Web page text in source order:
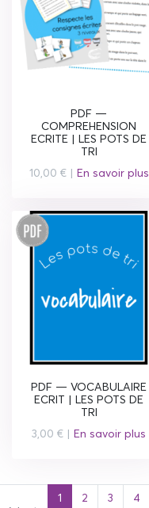
PDF —
COMPREHENSION
ECRITE | LES POTS DE
TRI
10,00 € | En savoir plus
PDF — VOCABULAIRE
ECRIT | LES POTS DE
TRI
3,00 € | En savoir plus
1 (current)
2 3 4